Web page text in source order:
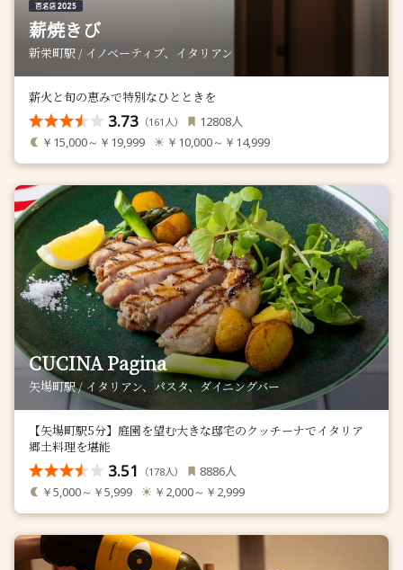
薪焼きび
新栄町駅 / イノベーティブ、イタリアン
薪火と旬の恵みで特別なひとときを
3.73 （161 人） 12808人
￥15,000～￥19,999 ￥10,000～￥14,999
CUCINA Pagina
矢場町駅 / イタリアン、パスタ、ダイニングバー
【矢場町駅5分】庭園を望む大きな邸宅のクッチーナでイタリア
郷土料理を堪能
3.51 （178人） 8886人
￥5,000～￥5,999 ￥2,000～￥2,999